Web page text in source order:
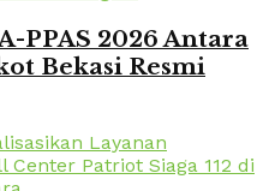
PPAS 2026 Antara
Bekasi Resmi